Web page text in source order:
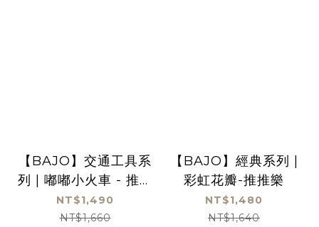
【BAJO】交通工具系
列 | 嘟嘟小火車 - 推拉
啟蒙木玩
NT$1,490
NT$1,660
【BAJO】經典系列 |
彩虹花瓣-推推樂
NT$1,480
NT$1,640